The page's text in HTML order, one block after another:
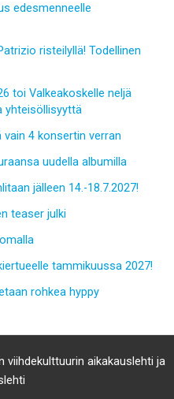
edesmenneelle
risteilyllä! Todellinen
toi Valkeakoskelle neljä
yhteisöllisyyttä
4 konsertin verran
uudella albumilla
jälleen 14.-18.7.2027!
teaser julki
tammikuussa 2027!
rohkea hyppy
aikakauslehti ja